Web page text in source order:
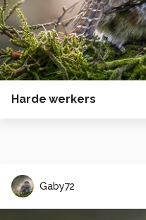
Harde werkers
Gaby72